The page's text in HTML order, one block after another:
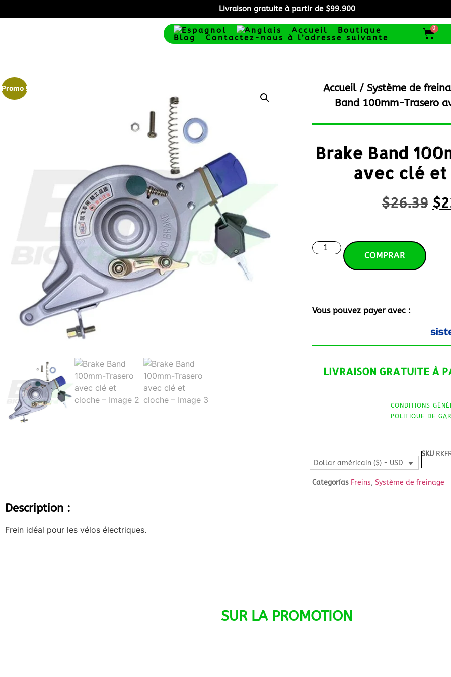
Livraison gratuite à partir de $99.900
Accueil
Boutique
Blog
Contactez-nous à l’adresse suivante
0
Promo ! Accueil/ Système de
Band 100mm-Trasero
Brake Band
avec clé
$26.39 $
COMPRAR
Vous pouvez payer avec :
LIVRAISON GRATUITE À
CONDITIONS
POLITIQUE DE
Dollar américain ($) - USD
SKU
Categorías Freins, Système de freinage
Description :
Frein idéal pour les vélos électriques.
SUR LA PROMOTION